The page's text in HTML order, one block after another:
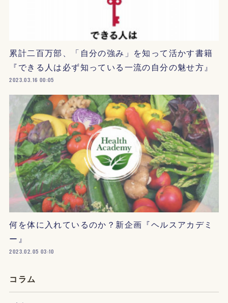
累計二百万部、「自分の強み」を知って活かす書籍
『できる人は必ず知っている一流の自分の魅せ方』
2023.03.16 00:05
何を体に入れているのか？新企画『ヘルスアカデミ
ー』
2023.02.05 03:10
コラム